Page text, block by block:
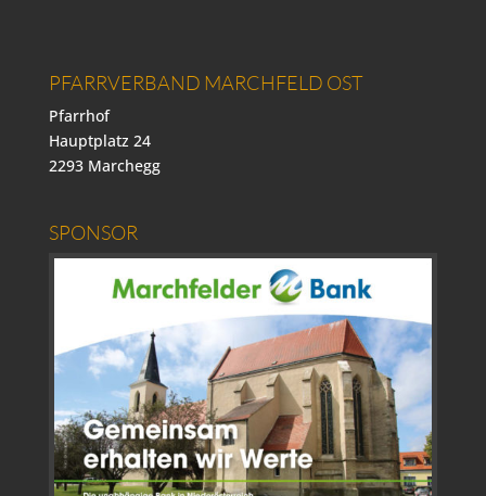
PFARRVERBAND MARCHFELD OST
Pfarrhof
Hauptplatz 24
2293 Marchegg
SPONSOR